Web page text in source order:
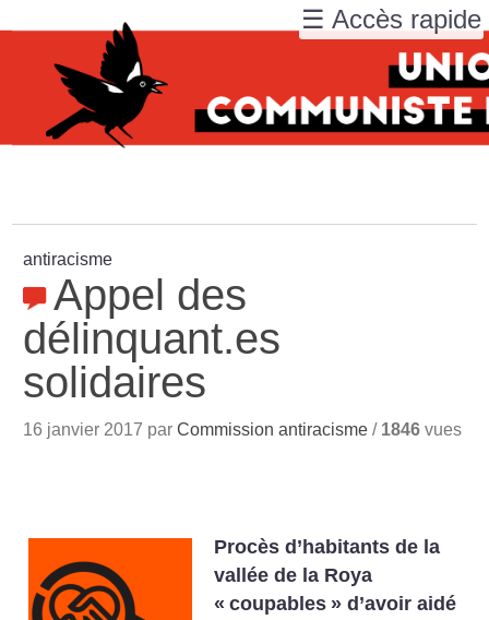
antiracisme
Appel des
délinquant.es
solidaires
16 janvier 2017 parCommission antiracisme / 1846 vues
Procès d’habitants de la
vallée de la Roya
« coupables » d’avoir aidé
☰ Accès rapide